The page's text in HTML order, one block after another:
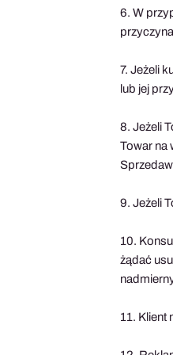
6. W
7. Jeżeli
lub jej
8. Jeżeli
Towar na
9. Jeżeli
10.
żądać
11. Klient